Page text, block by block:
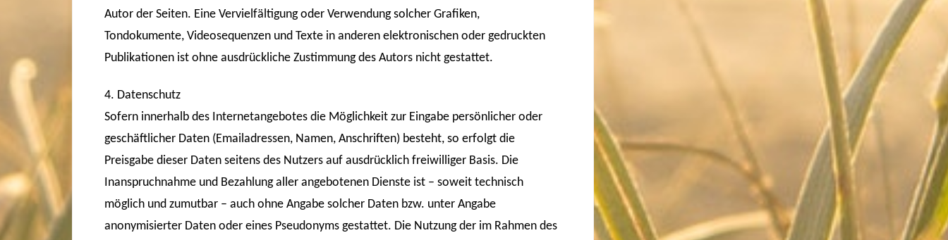
Autor der Seiten. Eine Vervielfältigung oder Verwendung solcher Grafiken,
Tondokumente, Videosequenzen und Texte in anderen elektronischen oder gedruckten
Publikationen ist ohne ausdrückliche Zustimmung des Autors nicht gestattet.
4. Datenschutz
Sofern innerhalb des Internetangebotes die Möglichkeit zur Eingabe persönlicher oder
geschäftlicher Daten (Emailadressen, Namen, Anschriften) besteht, so erfolgt die
Preisgabe dieser Daten seitens des Nutzers auf ausdrücklich freiwilliger Basis. Die
Inanspruchnahme und Bezahlung aller angebotenen Dienste ist – soweit technisch
möglich und zumutbar – auch ohne Angabe solcher Daten bzw. unter Angabe
anonymisierter Daten oder eines Pseudonyms gestattet. Die Nutzung der im Rahmen des